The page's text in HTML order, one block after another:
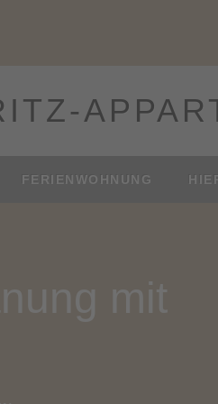
FERIENWOHNUNG
mit